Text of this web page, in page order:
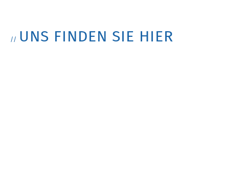
UNS FINDEN SIE HIER